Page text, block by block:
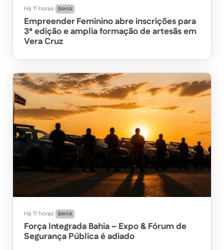
Há 11 horas BAHIA
Empreender Feminino abre inscrições para
3ª edição e amplia formação de artesãs em
Vera Cruz
Há 11 horas BAHIA
Força Integrada Bahia – Expo & Fórum de
Segurança Pública é adiado